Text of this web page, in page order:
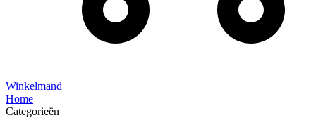
Winkelmand
Home
Categorieën